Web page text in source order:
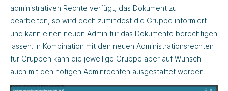
administrativen Rechte verfügt, das Dokument zu
bearbeiten, so wird doch zumindest die Gruppe informiert
und kann einen neuen Admin für das Dokumente berechtigen
lassen. In Kombination mit den neuen Administrationsrechten
für Gruppen kann die jeweilige Gruppe aber auf Wunsch
auch mit den nötigen Adminrechten ausgestattet werden.